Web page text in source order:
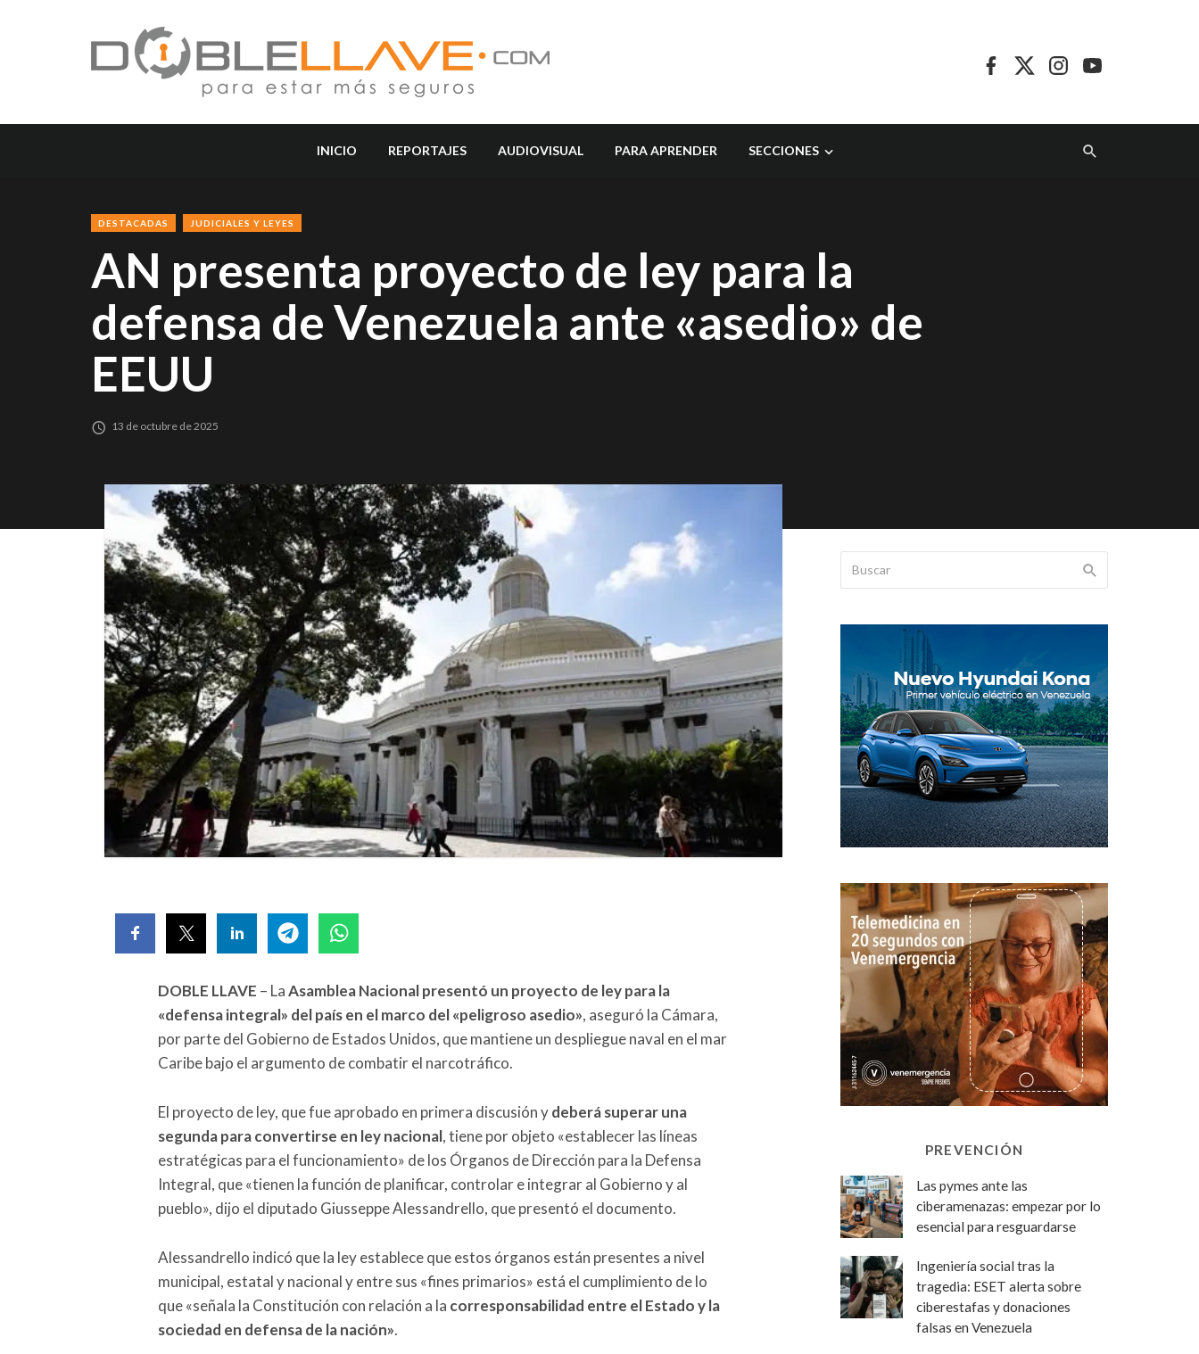
INICIO REPORTAJES AUDIOVISUAL PARA APRENDER SECCIONES
DESTACADAS JUDICIALES Y LEYES
AN presenta proyecto de ley para la
defensa de Venezuela ante «asedio» de
EEUU
13 de octubre de 2025
DOBLE LLAVE – LaAsamblea Nacional presentó un proyecto de ley para la
«defensa integral» del país en el marco del «peligroso asedio», aseguró la Cámara,
por parte del Gobierno de Estados Unidos, que mantiene un despliegue naval en el mar
Caribe bajo el argumento de combatir el narcotráfico.
El proyecto de ley, que fue aprobado en primera discusión ydeberá superar una
segunda para convertirse en ley nacional, tiene por objeto «establecer las líneas
estratégicas para el funcionamiento» de los Órganos de Dirección para la Defensa
Integral, que «tienen la función de planificar, controlar e integrar al Gobierno y al
pueblo», dijo el diputado Giusseppe Alessandrello, que presentó el documento.
Alessandrello indicó que la ley establece que estos órganos están presentes a nivel
municipal, estatal y nacional y entre sus «fines primarios» está el cumplimiento de lo
que «señala la Constitución con relación a la corresponsabilidad entre el Estado y la
sociedad en defensa de la nación».
PREVENCIÓN
Las pymes ante las
ciberamenazas: empezar por lo
esencial para resguardarse
Ingeniería social tras la
tragedia: ESET alerta sobre
ciberestafas y donaciones
falsas en Venezuela